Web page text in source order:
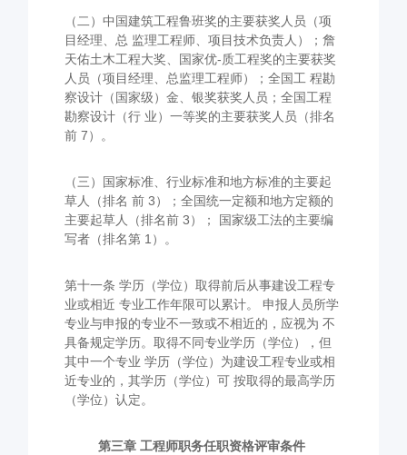
（二）中国建筑工程鲁班奖的主要获奖人员（项
目经理、总 监理工程师、项目技术负责人）；詹
天佑土木工程大奖、国家优-质工程奖的主要获奖
人员（项目经理、总监理工程师）；全国工 程勘
察设计（国家级）金、银奖获奖人员；全国工程
勘察设计（行 业）一等奖的主要获奖人员（排名
前 7）。
（三）国家标准、行业标准和地方标准的主要起
草人（排名 前 3）；全国统一定额和地方定额的
主要起草人（排名前 3）； 国家级工法的主要编
写者（排名第 1）。
第十一条 学历（学位）取得前后从事建设工程专
业或相近 专业工作年限可以累计。 申报人员所学
专业与申报的专业不一致或不相近的，应视为 不
具备规定学历。取得不同专业学历（学位），但
其中一个专业 学历（学位）为建设工程专业或相
近专业的，其学历（学位）可 按取得的最高学历
（学位）认定。
第三章 工程师职务任职资格评审条件